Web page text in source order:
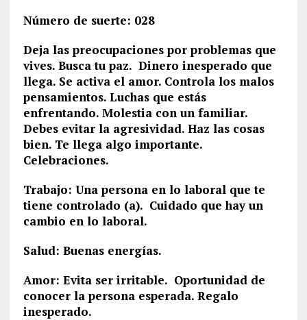
Número de suerte: 028
Deja las preocupaciones por problemas que
vives. Busca tu paz. Dinero inesperado que
llega. Se activa el amor. Controla los malos
pensamientos. Luchas que estás
enfrentando. Molestia con un familiar.
Debes evitar la agresividad. Haz las cosas
bien. Te llega algo importante.
Celebraciones.
Trabajo: Una persona en lo laboral que te
tiene controlado (a). Cuidado que hay un
cambio en lo laboral.
Salud: Buenas energías.
Amor: Evita ser irritable. Oportunidad de
conocer la persona esperada. Regalo
inesperado.